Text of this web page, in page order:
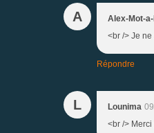
A Alex-Mot-
<br /> Je
Répondre
L Lounima
<br />